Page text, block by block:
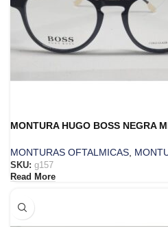
MONTURA HUGO BOSS NEGRA
MONTURAS OFTALMICAS
SKU: g157
Read More